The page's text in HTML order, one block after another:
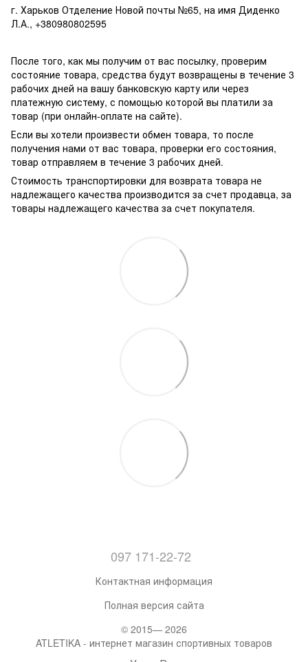
г. Харьков Отделение Новой почты №65, на имя Диденко
Л.А., +380980802595
После того, как мы получим от вас посылку, проверим
состояние товара, средства будут возвращены в течение 3
рабочих дней на вашу банковскую карту или через
платежную систему, с помощью которой вы платили за
товар (при онлайн-оплате на сайте).
Если вы хотели произвести обмен товара, то после
получения нами от вас товара, проверки его состояния,
товар отправляем в течение 3 рабочих дней.
Стоимость транспортировки для возврата товара не
надлежащего качества производится за счет продавца, за
товары надлежащего качества за счет покупателя.
097 171-22-72
Контактная информация
Полная версия сайта
© 2015— 2026
ATLETIKA - интернет магазин спортивных товаров